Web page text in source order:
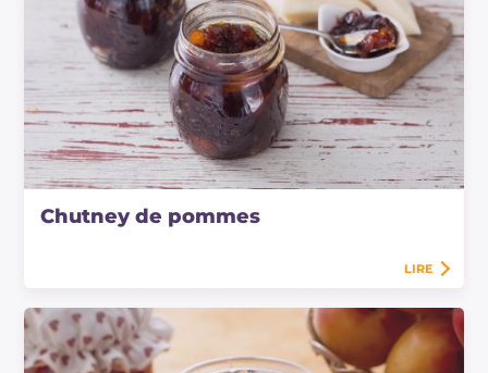
Chutney de pommes
LIRE